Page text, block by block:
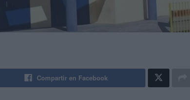
Compartir en Facebook